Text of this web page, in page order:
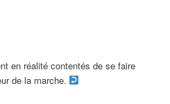
en réalité contentés de se faire
de la marche.